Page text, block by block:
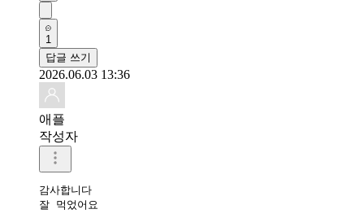
1
답글 쓰기
2026.06.03 13:36
애플
작성자
감사합니다
잘 먹었어요